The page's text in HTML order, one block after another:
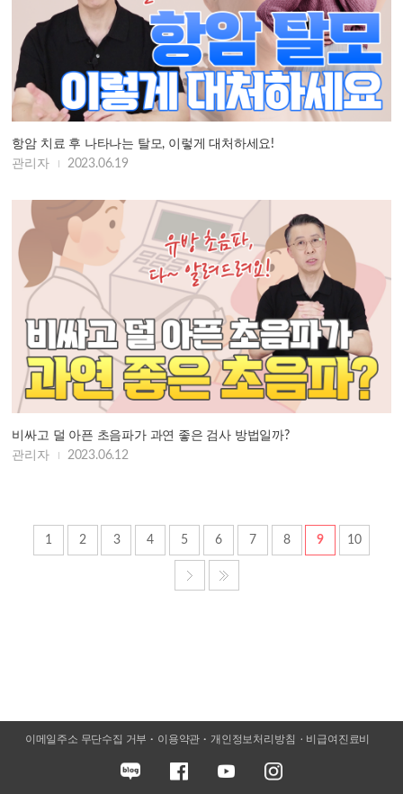
항암 치료 후 나타나는 탈모, 이렇게 대처하세요!
관리자
2023.06.19
비싸고 덜 아픈 초음파가 과연 좋은 검사 방법일까?
관리자
2023.06.12
1 2 3 4 5 6 7 8 9 10
이메일주소 무단수집 거부 이용약관 개인정보처리방침 비급여진료비